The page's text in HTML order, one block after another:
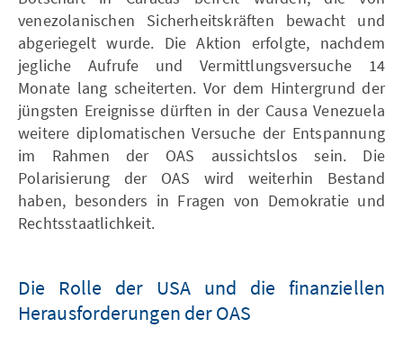
venezolanischen Sicherheitskräften bewacht und
abgeriegelt wurde. Die Aktion erfolgte, nachdem
jegliche Aufrufe und Vermittlungsversuche 14
Monate lang scheiterten. Vor dem Hintergrund der
jüngsten Ereignisse dürften in der Causa Venezuela
weitere diplomatischen Versuche der Entspannung
im Rahmen der OAS aussichtslos sein. Die
Polarisierung der OAS wird weiterhin Bestand
haben, besonders in Fragen von Demokratie und
Rechtsstaatlichkeit.
Die Rolle der USA und die finanziellen
Herausforderungen der OAS